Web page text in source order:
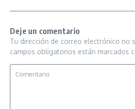
Deje un comentario
Tu dirección de correo electrónico no
campos obligatorios están marcados